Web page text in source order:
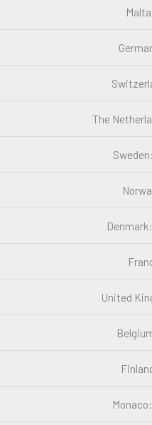
The
United